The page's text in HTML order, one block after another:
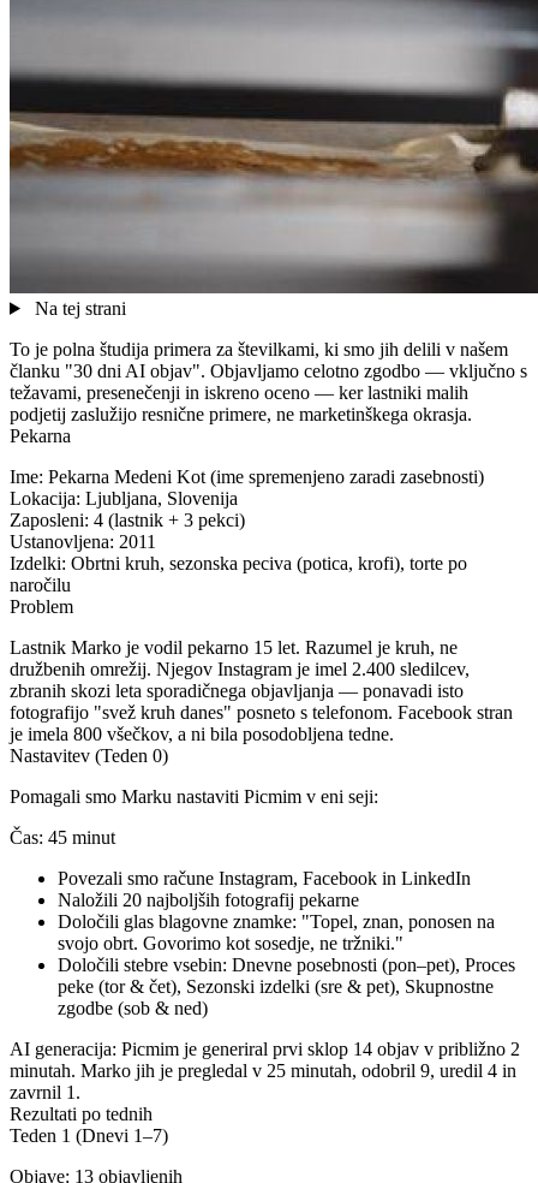
Na tej strani
To je polna študija primera za številkami, ki smo jih delili v našem
članku "30 dni AI objav". Objavljamo celotno zgodbo — vključno s
težavami, presenečenji in iskreno oceno — ker lastniki malih
podjetij zaslužijo resnične primere, ne marketinškega okrasja.
Pekarna
Ime: Pekarna Medeni Kot (ime spremenjeno zaradi zasebnosti)
Lokacija: Ljubljana, Slovenija
Zaposleni: 4 (lastnik + 3 pekci)
Ustanovljena: 2011
Izdelki: Obrtni kruh, sezonska peciva (potica, krofi), torte po
naročilu
Problem
Lastnik Marko je vodil pekarno 15 let. Razumel je kruh, ne
družbenih omrežij. Njegov Instagram je imel 2.400 sledilcev,
zbranih skozi leta sporadičnega objavljanja — ponavadi isto
fotografijo "svež kruh danes" posneto s telefonom. Facebook stran
je imela 800 všečkov, a ni bila posodobljena tedne.
Nastavitev (Teden 0)
Pomagali smo Marku nastaviti Picmim v eni seji:
Čas: 45 minut
Povezali smo račune Instagram, Facebook in LinkedIn
Naložili 20 najboljših fotografij pekarne
Določili glas blagovne znamke: "Topel, znan, ponosen na
svojo obrt. Govorimo kot sosedje, ne tržniki."
Določili stebre vsebin: Dnevne posebnosti (pon–pet), Proces
peke (tor & čet), Sezonski izdelki (sre & pet), Skupnostne
zgodbe (sob & ned)
AI generacija: Picmim je generiral prvi sklop 14 objav v približno 2
minutah. Marko jih je pregledal v 25 minutah, odobril 9, uredil 4 in
zavrnil 1.
Rezultati po tednih
Teden 1 (Dnevi 1–7)
Objave: 13 objavljenih